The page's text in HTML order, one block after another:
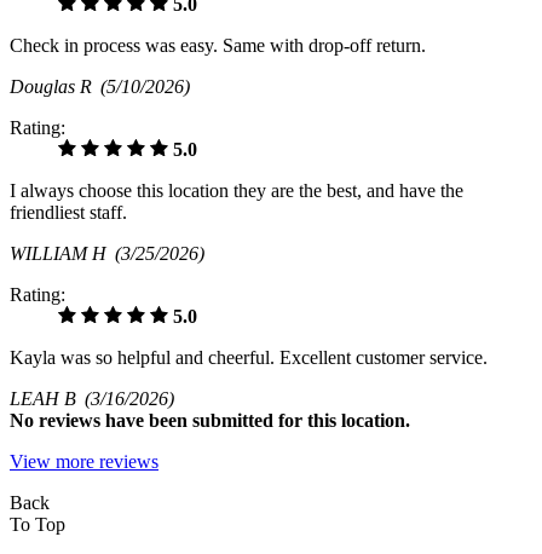
5.0
Check in process was easy. Same with drop-off return.
Douglas R (5/10/2026)
Rating:
5.0
I always choose this location they are the best, and have the
friendliest staff.
WILLIAM H (3/25/2026)
Rating:
5.0
Kayla was so helpful and cheerful. Excellent customer service.
LEAH B (3/16/2026)
No reviews have been submitted for this location.
View more reviews
Back
To Top